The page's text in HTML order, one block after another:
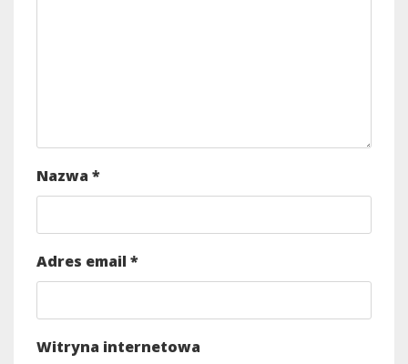
Nazwa *
Adres email *
Witryna internetowa